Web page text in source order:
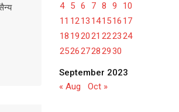
September 2023
4
5 6 7 8 9
10
11 1213 141516 17
18 192021 222324
252627282930
« Aug Oct »